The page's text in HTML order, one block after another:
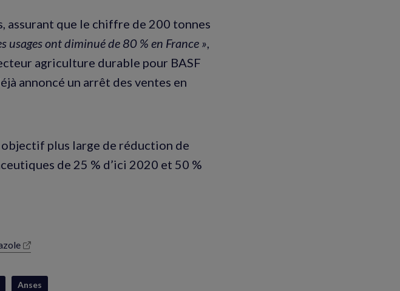
assurant que le chiffre de 200 tonnes
ont diminué de 80 % en France »
agriculture durable pour BASF
annoncé un arrêt des ventes en
objectif plus large de réduction de
de 25 % d’ici 2020 et 50 %
Anses